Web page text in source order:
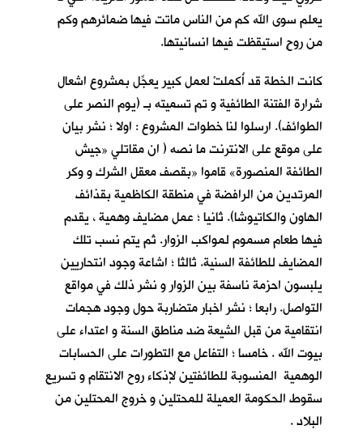
يعلم سوى الله كم من الناس ماتت فيها ضمائرهم وكم
من روحٍ استيقظت فيها انسانيتها.
كانت الخطة قد أُكملتْ لعمل كبير يعجِّل بمشروع اشعال
شرارة الفتنة الطائفية و تم تسميته بـ (يوم النصر على
الطوائف). ارسلوا لنا خطوات المشروع : اولا ؛ نشر بيان
على موقع على الانترنت ما نصه ( ان مقاتلي «جيش
الطائفة المنصورة» قاموا «بقصف معقل الشرك و وكر
المرتدين من الرافضة في منطقة الكاظمية بقذائف
الهاون والكاتيوشا). ثانيا ؛ عمل مضايف وهمية ، يقدم
فيها طعام مسموم لمواكب الزوار. ثم يتم نسب تلك
المضايف للطائفة السنية. ثالثا ؛ اشاعة وجود انتحاريين
يلبسون احزمة ناسفة بين الزوار و نشر ذلك في مواقع
التواصل. رابعا ؛ نشر اخبار متضاربة حول وجود هجمات
انتقامية من قبل الشيعة ضد مناطق السنة و اعتداء على
بيوت الله . خامسا ؛ التفاعل مع التطورات على الحسابات
الوهمية المنسوبة للطائفتين لإذكاء روح الانتقام و تسريع
سقوط الحكومة العميلة للمحتلين و خروج المحتلين من
البلاد .